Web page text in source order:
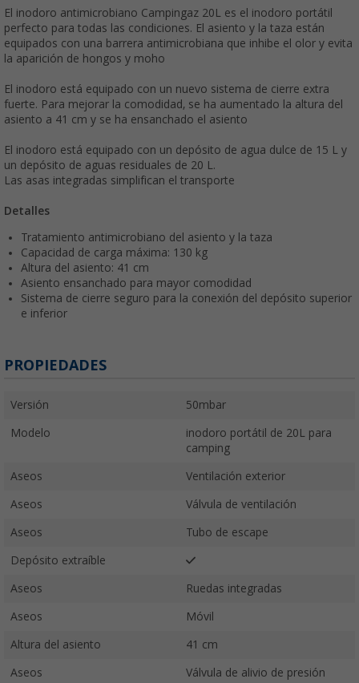
El inodoro antimicrobiano Campingaz 20L es el inodoro portátil
perfecto para todas las condiciones. El asiento y la taza están
equipados con una barrera antimicrobiana que inhibe el olor y evita
la aparición de hongos y moho
El inodoro está equipado con un nuevo sistema de cierre extra
fuerte. Para mejorar la comodidad, se ha aumentado la altura del
asiento a 41 cm y se ha ensanchado el asiento
El inodoro está equipado con un depósito de agua dulce de 15 L y
un depósito de aguas residuales de 20 L.
Las asas integradas simplifican el transporte
Detalles
Tratamiento antimicrobiano del asiento y la taza
Capacidad de carga máxima: 130 kg
Altura del asiento: 41 cm
Asiento ensanchado para mayor comodidad
Sistema de cierre seguro para la conexión del depósito superior
e inferior
PROPIEDADES
Versión 50mbar
Modelo
inodoro portátil de 20L para
camping
Aseos Ventilación exterior
Aseos Válvula de ventilación
Aseos Tubo de escape
Depósito extraíble
Aseos Ruedas integradas
Aseos Móvil
Altura del asiento 41 cm
Aseos Válvula de alivio de presión